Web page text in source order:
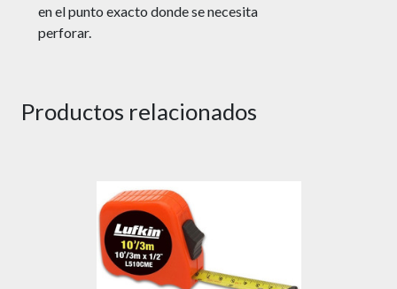
en el punto exacto donde se necesita
perforar.
Productos relacionados